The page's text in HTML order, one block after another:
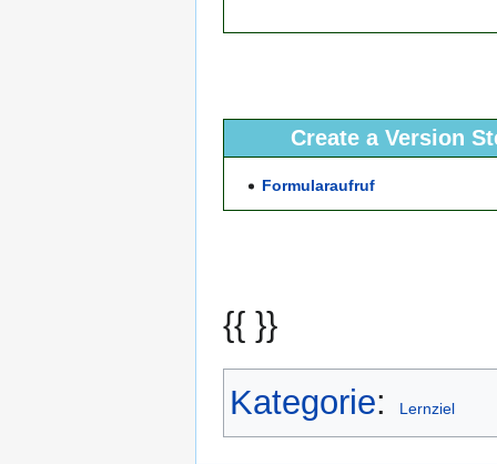
Create a Version
Formularaufruf
{{ }}
Kategorie: Lernziel